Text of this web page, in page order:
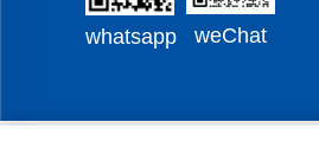
whatsapp weChat